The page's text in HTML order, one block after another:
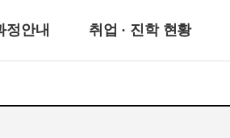
정안내 취업 · 진학 현황